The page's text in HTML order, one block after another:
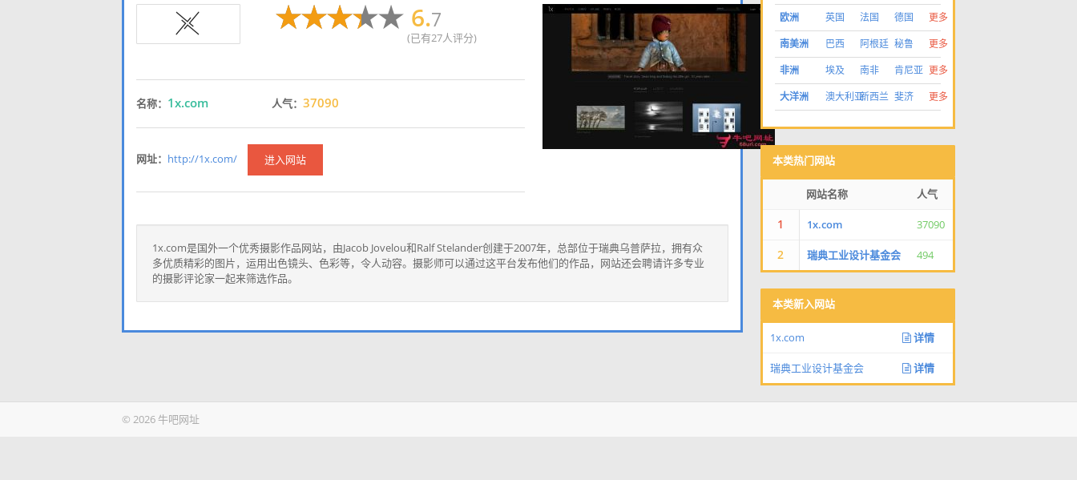
6.7
(已有27人评分)
名称： 1x.com 人气： 37090
网址： http://1x.com/ 进入网站
1x.com是国外一个优秀摄影作品网站，由Jacob Jovelou和Ralf Stelander创建于2007年，总部位于瑞典乌普萨拉，拥有众
多优质精彩的图片，运用出色镜头、色彩等，令人动容。摄影师可以通过这平台发布他们的作品，网站还会聘请许多专业
的摄影评论家一起来筛选作品。
欧洲
英国 法国 德国
更多
南美洲
巴西 阿根廷 秘鲁
更多
非洲
埃及 南非 肯尼亚 更多
大洋洲
澳大利亚新西兰 斐济 更多
本类热门网站
网站名称 人气
1 1x.com 37090
2 瑞典工业设计基金会 494
本类新入网站
1x.com 详情
瑞典工业设计基金会 详情
© 2026 牛吧网址